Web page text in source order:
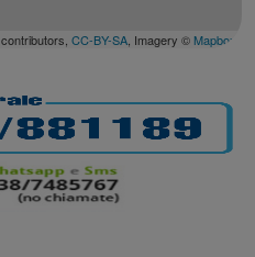
contributors, CC-BY-SA, Imagery © Mapbox